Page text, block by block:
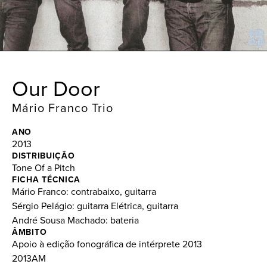
Our Door
Mário Franco Trio
ANO
2013
DISTRIBUIÇÃO
Tone Of a Pitch
FICHA TÉCNICA
Mário Franco: contrabaixo, guitarra
Sérgio Pelágio: guitarra Elétrica, guitarra
André Sousa Machado: bateria
ÂMBITO
Apoio à edição fonográfica de intérprete 2013
2013AM